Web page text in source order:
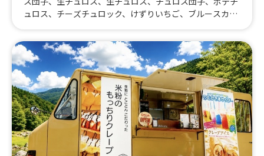
ュロス、チーズチュロック、けずりいちご、ブルースカッ
ロス団子、ホットチョコレート、追いチーズトッピング